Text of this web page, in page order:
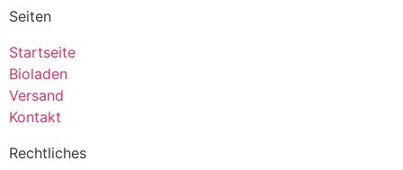
Seiten
Startseite
Bioladen
Versand
Kontakt
Rechtliches